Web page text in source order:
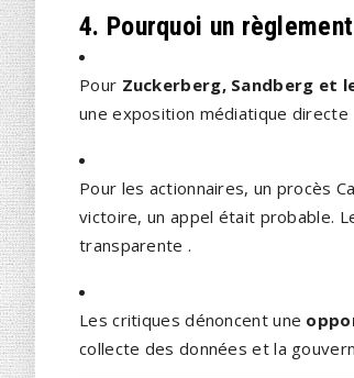
4. Pourquoi un
Pour Zuckerberg, Sandberg et
une exposition médiatique directe
Pour les actionnaires, un procès
victoire, un appel était probable.
transparente .
Les critiques dénoncent une
collecte des données et la